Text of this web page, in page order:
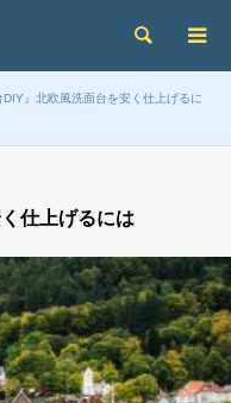
検索
DIY』北欧風洗面台を安く仕上げるに
仕上げるには